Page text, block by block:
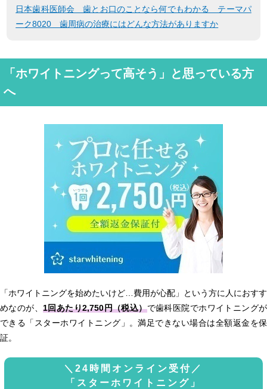
日本歯科医師会 歯とお口のことなら何でもわかる テーマパ
ーク8020 歯周病の治療にはどんな方法がありますか
「ホワイトニングって高そう」と思っている方
へ
「ホワイトニングを始めたいけど…費用が心配」という方に人におすす
めなのが、1回あたり2,750円（税込）で歯科医院でホワイトニングが
できる「スターホワイトニング」。満足できない場合は全額返金を保
証。
＼24時間オンライン受付／
「スターホワイトニング」